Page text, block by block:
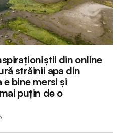
din online
străinii apa din
e bine mersi și
puțin de o